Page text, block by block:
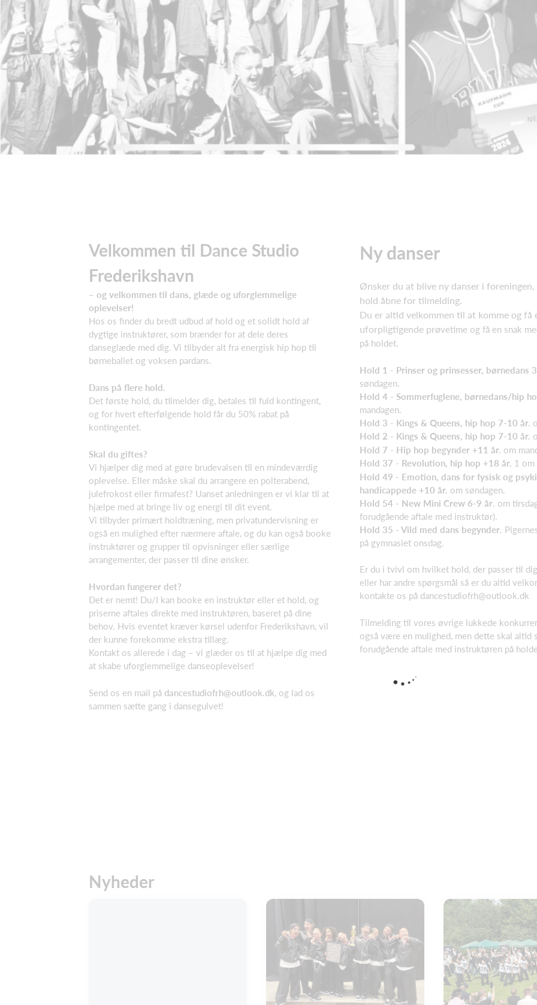
Velkommen til Dance Studio
Frederikshavn
– og velkommen til dans, glæde og uforglemmelige
oplevelser!
Hos os finder du bredt udbud af hold og et solidt hold af
dygtige instruktører, som brænder for at dele deres
danseglæde med dig. Vi tilbyder alt fra energisk hip hop til
børneballet og voksen pardans.
Dans på flere hold.
Det første hold, du tilmelder dig, betales til fuld kontingent,
og for hvert efterfølgende hold får du 50% rabat på
kontingentet.
Skal du giftes?
Vi hjælper dig med at gøre brudevalsen til en mindeværdig
oplevelse. Eller måske skal du arrangere en polterabend,
julefrokost eller firmafest? Uanset anledningen er vi klar til at
hjælpe med at bringe liv og energi til dit event.
Vi tilbyder primært holdtræning, men privatundervisning er
også en mulighed efter nærmere aftale, og du kan også booke
instruktører og grupper til opvisninger eller særlige
arrangementer, der passer til dine ønsker.
Hvordan fungerer det?
Det er nemt! Du/I kan booke en instruktør eller et hold, og
priserne aftales direkte med instruktøren, baseret på dine
behov. Hvis eventet kræver kørsel udenfor Frederikshavn, vil
der kunne forekomme ekstra tillæg.
Kontakt os allerede i dag – vi glæder os til at hjælpe dig med
at skabe uforglemmelige danseoplevelser!
Send os en mail på dancestudiofrh@outlook.dk, og lad os
sammen sætte gang i dansegulvet!
Ny danser
Ønsker du at blive ny danser i foreningen,
hold åbne for tilmelding.
Du er altid velkommen til at komme og få
uforpligtigende prøvetime og få en snak
på holdet.
Hold 1 - Prinser og prinsesser, børnedans
søndagen.
Hold 4 - Sommerfuglene, børnedans/hip
mandagen.
Hold 3 - Kings & Queens, hip hop 7-10 år.
Hold 2 - Kings & Queens, hip hop 7-10 år.
Hold 7 - Hip hop begynder +11 år. om
Hold 37 - Revolution, hip hop +18 år. 1 om
Hold 49 - Emotion, dans for fysisk og
handicappede +10 år. om søndagen.
Hold 54 - New Mini Crew 6-9 år. om
forudgående aftale med instruktør).
Hold 35 - Vild med dans begynder.
på gymnasiet onsdag.
Er du i tvivl om hvilket hold, der passer til
eller har andre spørgsmål så er du altid
kontakte os på dancestudiofrh@outlook.dk
Tilmelding til vores øvrige lukkede
også være en mulighed, men dette skal altid
forudgående aftale med instruktøren på
Nyheder